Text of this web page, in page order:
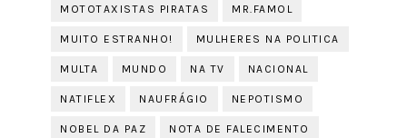
MOTOTAXISTAS PIRATAS MR.FAMOL
MUITO ESTRANHO! MULHERES NA POLITICA
MULTA MUNDO NA TV NACIONAL
NATIFLEX NAUFRÁGIO NEPOTISMO
NOBEL DA PAZ NOTA DE FALECIMENTO